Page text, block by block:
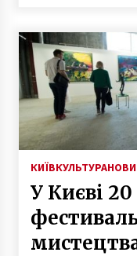
6
Київ
на
6
7
На Троєщині біля
КИЇВКУЛЬТУРА
У Києві